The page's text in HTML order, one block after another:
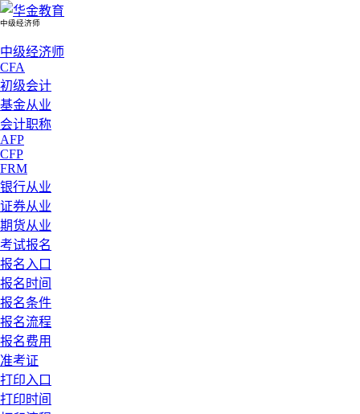
中级经济师
中级经济师
CFA
初级会计
基金从业
会计职称
AFP
CFP
FRM
银行从业
证券从业
期货从业
考试报名
报名入口
报名时间
报名条件
报名流程
报名费用
准考证
打印入口
打印时间